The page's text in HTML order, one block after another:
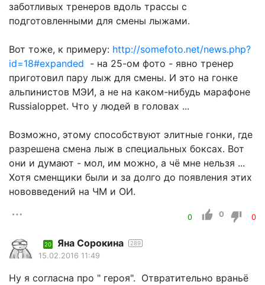
заботливых тренеров вдоль трассы с
подготовленными для смены лыжами.
Вот тоже, к примеру: http://somefoto.net/news.php?
id=18#expanded - на 25-ом фото - явно тренер
приготовил пару лыж для смены. И это на гонке
альпинистов МЭИ, а не на каком-нибудь марафоне
Russialoppet. Что у людей в головах ...
Возможно, этому способствуют элитные гонки, где
разрешена смена лыж в специальных боксах. Вот
они и думают - мол, им можно, а чё мне нельзя ...
Хотя сменщики были и за долго до появления этих
нововведений на ЧМ и ОИ.
0 0 0
20 Яна Сорокина 289
15.02.2016 11:49
Ну я согласна про " героя". Отвратительно враньё